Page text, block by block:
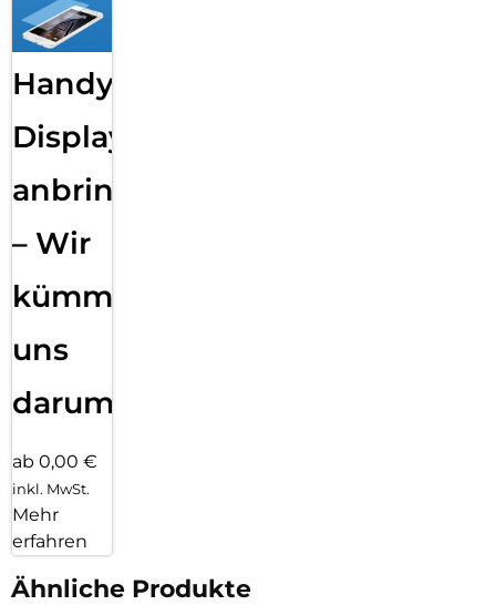
Handy
Displayfolie
anbringen
– Wir
kümmern
uns
darum!
ab 0,00 €
inkl. MwSt.
Mehr
erfahren
Ähnliche Produkte